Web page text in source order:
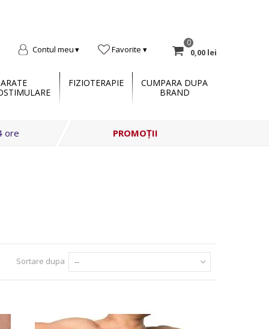
Contul meu Favorite
0
0,00 lei
FIZIOTERAPIE
CUMPARA DUPA
BRAND
ore PROMOȚII
Sortare dupa --